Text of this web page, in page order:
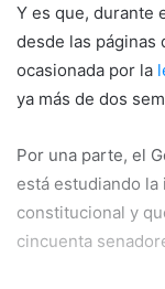
Y es que, durante
desde las páginas
ocasionada por la
ya más de dos
Por una parte, el
está estudiando
constitucional y
cincuenta